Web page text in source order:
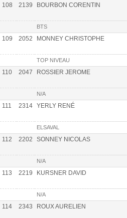
108 2139 BOURBON CORENTIN
BTS
109 2052 MONNEY CHRISTOPHE
TOP NIVEAU
110 2047 ROSSIER JEROME
N/A
111 2314 YERLY RENÉ
ELSAVAL
112 2202 SONNEY NICOLAS
N/A
113 2219 KURSNER DAVID
N/A
114 2343 ROUX AURELIEN